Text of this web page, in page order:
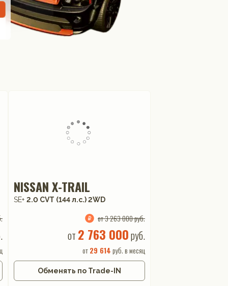
NISSAN X-TRAIL
SE+ 2.0 CVT (144 л.с.) 2WD
от 3 263 000 руб.
от 2 763 000руб.
от29 614 руб. в месяц
Обменять по Trade-IN